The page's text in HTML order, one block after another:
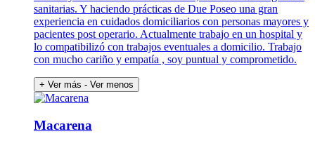
sanitarias. Y haciendo prácticas de Due Poseo una gran
experiencia en cuidados domiciliarios con personas mayores y
pacientes post operario. Actualmente trabajo en un hospital y
lo compatibilizó con trabajos eventuales a domicilio. Trabajo
con mucho cariño y empatía , soy puntual y comprometido.
+ Ver más - Ver menos
Macarena